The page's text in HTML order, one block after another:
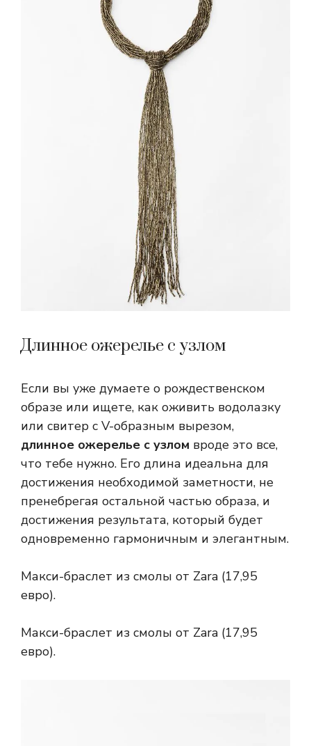
Длинное ожерелье с узлом
Если вы уже думаете о рождественском
образе или ищете, как оживить водолазку
или свитер с V-образным вырезом,
длинное ожерелье с узлом вроде это все,
что тебе нужно. Его длина идеальна для
достижения необходимой заметности, не
пренебрегая остальной частью образа, и
достижения результата, который будет
одновременно гармоничным и элегантным.
Макси-браслет из смолы от Zara (17,95
евро).
Макси-браслет из смолы от Zara (17,95
евро).